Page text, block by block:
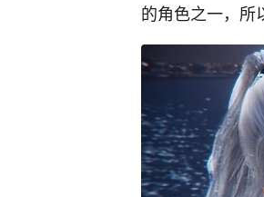
的角色之一，所